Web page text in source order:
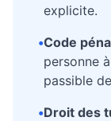
explicite.
•Code
personne
passible
•Droit des